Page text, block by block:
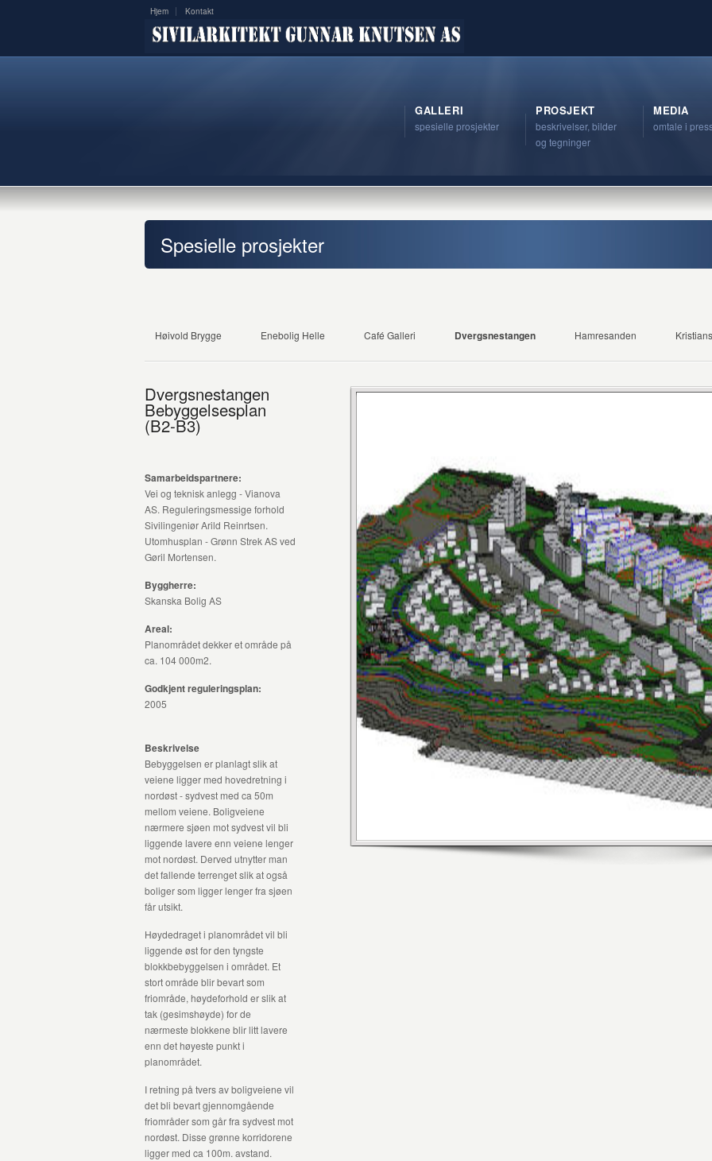
Hjem Kontakt
GALLERI
spesielle prosjekter
PROSJEKT
beskrivelser, bilder
og tegninger
MEDIA
omtale i
Spesielle prosjekter
Høivold Brygge Enebolig Helle Café Galleri Dvergsnestangen Hamresanden
Dvergsnestangen
Bebyggelsesplan
(B2-B3)
Samarbeidspartnere:
Vei og teknisk anlegg - Vianova
AS. Reguleringsmessige forhold
Sivilingeniør Arild Reinrtsen.
Utomhusplan - Grønn Strek AS ved
Gøril Mortensen.
Byggherre:
Skanska Bolig AS
Areal:
Planområdet dekker et område på
ca. 104 000m2.
Godkjent reguleringsplan:
2005
Beskrivelse
Bebyggelsen er planlagt slik at
veiene ligger med hovedretning i
nordøst - sydvest med ca 50m
mellom veiene. Boligveiene
nærmere sjøen mot sydvest vil bli
liggende lavere enn veiene lenger
mot nordøst. Derved utnytter man
det fallende terrenget slik at også
boliger som ligger lenger fra sjøen
får utsikt.
Høydedraget i planområdet vil bli
liggende øst for den tyngste
blokkbebyggelsen i området. Et
stort område blir bevart som
friområde, høydeforhold er slik at
tak (gesimshøyde) for de
nærmeste blokkene blir litt lavere
enn det høyeste punkt i
planområdet.
I retning på tvers av boligveiene vil
det bli bevart gjennomgående
friområder som går fra sydvest mot
nordøst. Disse grønne korridorene
ligger med ca 100m. avstand.